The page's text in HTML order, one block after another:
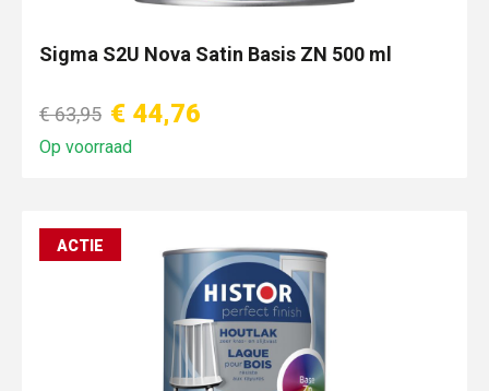
Sigma S2U Nova Satin Basis ZN 500 ml
€ 63,95 € 44,76
Op voorraad
ACTIE